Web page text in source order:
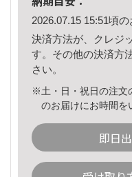
2026.07.15 15:51頃の
決済方法が、クレジ
す。その他の決済方
さい。
※土・日・祝日の注文
のお届けにお時間を
即日